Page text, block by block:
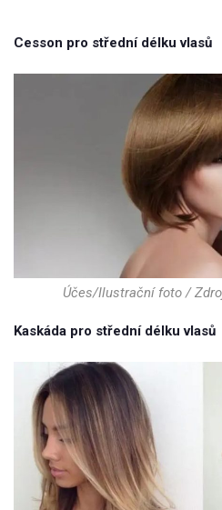
Cesson pro střední délku vlasů
Účes/Ilustrační foto /
Kaskáda pro střední délku vlasů